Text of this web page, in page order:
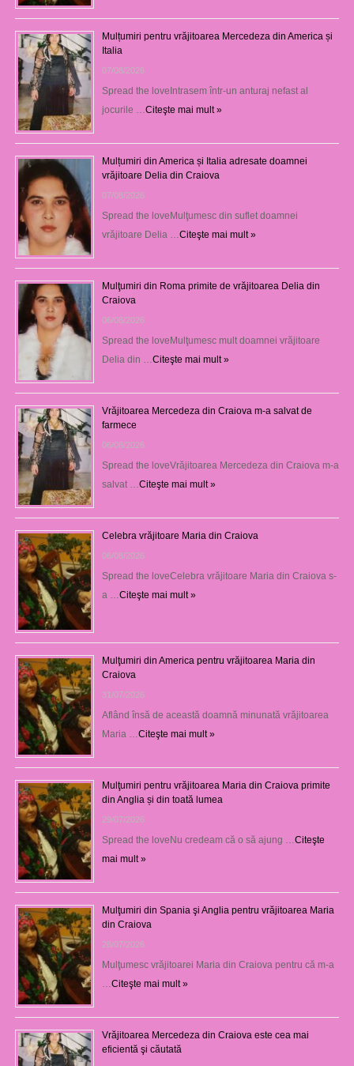
Mulțumiri pentru vrăjitoarea Mercedeza din America și
Italia
07/08/2026
Spread the loveIntrasem într-un anturaj nefast al
jocurile …Citeşte mai mult »
Mulțumiri din America și Italia adresate doamnei
vrăjitoare Delia din Craiova
07/08/2026
Spread the loveMulţumesc din suflet doamnei
vrăjitoare Delia …Citeşte mai mult »
Mulţumiri din Roma primite de vrăjitoarea Delia din
Craiova
06/08/2026
Spread the loveMulţumesc mult doamnei vrăjitoare
Delia din …Citeşte mai mult »
Vrăjitoarea Mercedeza din Craiova m-a salvat de
farmece
06/08/2026
Spread the loveVrăjitoarea Mercedeza din Craiova m-a
salvat …Citeşte mai mult »
Celebra vrăjitoare Maria din Craiova
06/08/2026
Spread the loveCelebra vrăjitoare Maria din Craiova s-
a …Citeşte mai mult »
Mulţumiri din America pentru vrăjitoarea Maria din
Craiova
31/07/2026
Aflând însă de această doamnă minunată vrăjitoarea
Maria …Citeşte mai mult »
Mulţumiri pentru vrăjitoarea Maria din Craiova primite
din Anglia și din toată lumea
29/07/2026
Spread the loveNu credeam că o să ajung …Citeşte
mai mult »
Mulţumiri din Spania şi Anglia pentru vrăjitoarea Maria
din Craiova
28/07/2026
Mulţumesc vrăjitoarei Maria din Craiova pentru că m-a
…Citeşte mai mult »
Vrăjitoarea Mercedeza din Craiova este cea mai
eficientă şi căutată